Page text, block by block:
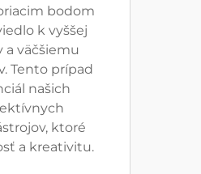
bodom
k vyššej
a väčšiemu
Tento prípad
našich
ktoré
a kreativitu.